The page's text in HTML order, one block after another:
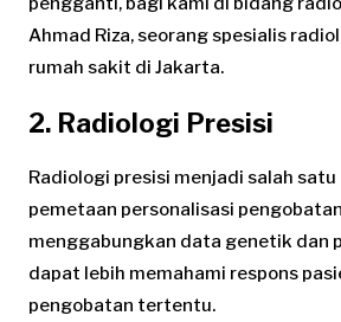
Ahmad Riza, seorang spesialis
rumah sakit di Jakarta.
2. Radiologi Presisi
Radiologi presisi menjadi salah
pemetaan personalisasi
menggabungkan data genetik dan
dapat lebih memahami respons
pengobatan tertentu.